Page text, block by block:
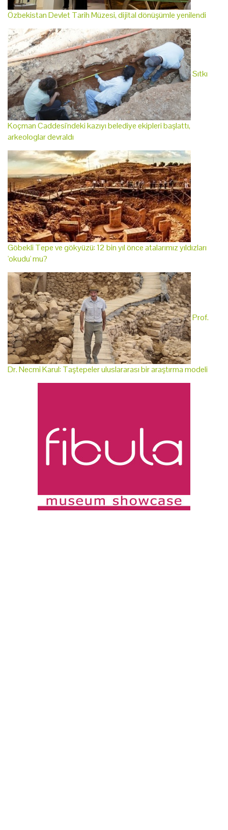
Özbekistan Devlet Tarih Müzesi, dijital dönüşümle yenilendi
Sıtkı
Koçman Caddesi'ndeki kazıyı belediye ekipleri başlattı,
arkeologlar devraldı
Göbekli Tepe ve gökyüzü: 12 bin yıl önce atalarımız yıldızları
'okudu' mu?
Prof.
Dr. Necmi Karul: Taştepeler uluslararası bir araştırma modeli